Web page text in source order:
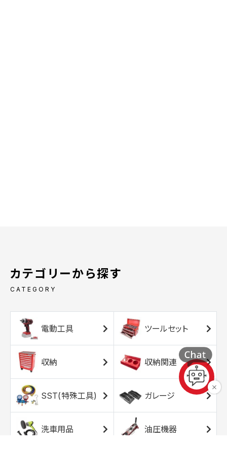
カテゴリーから探す
CATEGORY
電動工具 ツールセット
収納 収納関連
SST(特殊工具) ガレージ
洗車用品 油圧機器